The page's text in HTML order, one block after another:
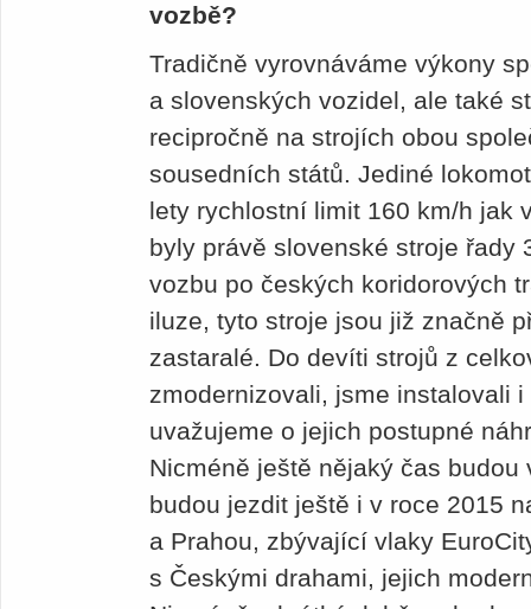
vozbě?
Tradičně vyrovnáváme výkony
a slovenských vozidel, ale také
recipročně na strojích obou
sousedních států. Jediné
lety rychlostní limit 160 km/h jak
byly právě slovenské stroje řady
vozbu po českých koridorových
iluze, tyto stroje jsou již značně
zastaralé. Do devíti strojů z
zmodernizovali, jsme instalovali
uvažujeme o jejich postupné
Nicméně ještě nějaký čas
budou jezdit ještě i v roce 2015
a Prahou, zbývající vlaky
s Českými drahami, jejich